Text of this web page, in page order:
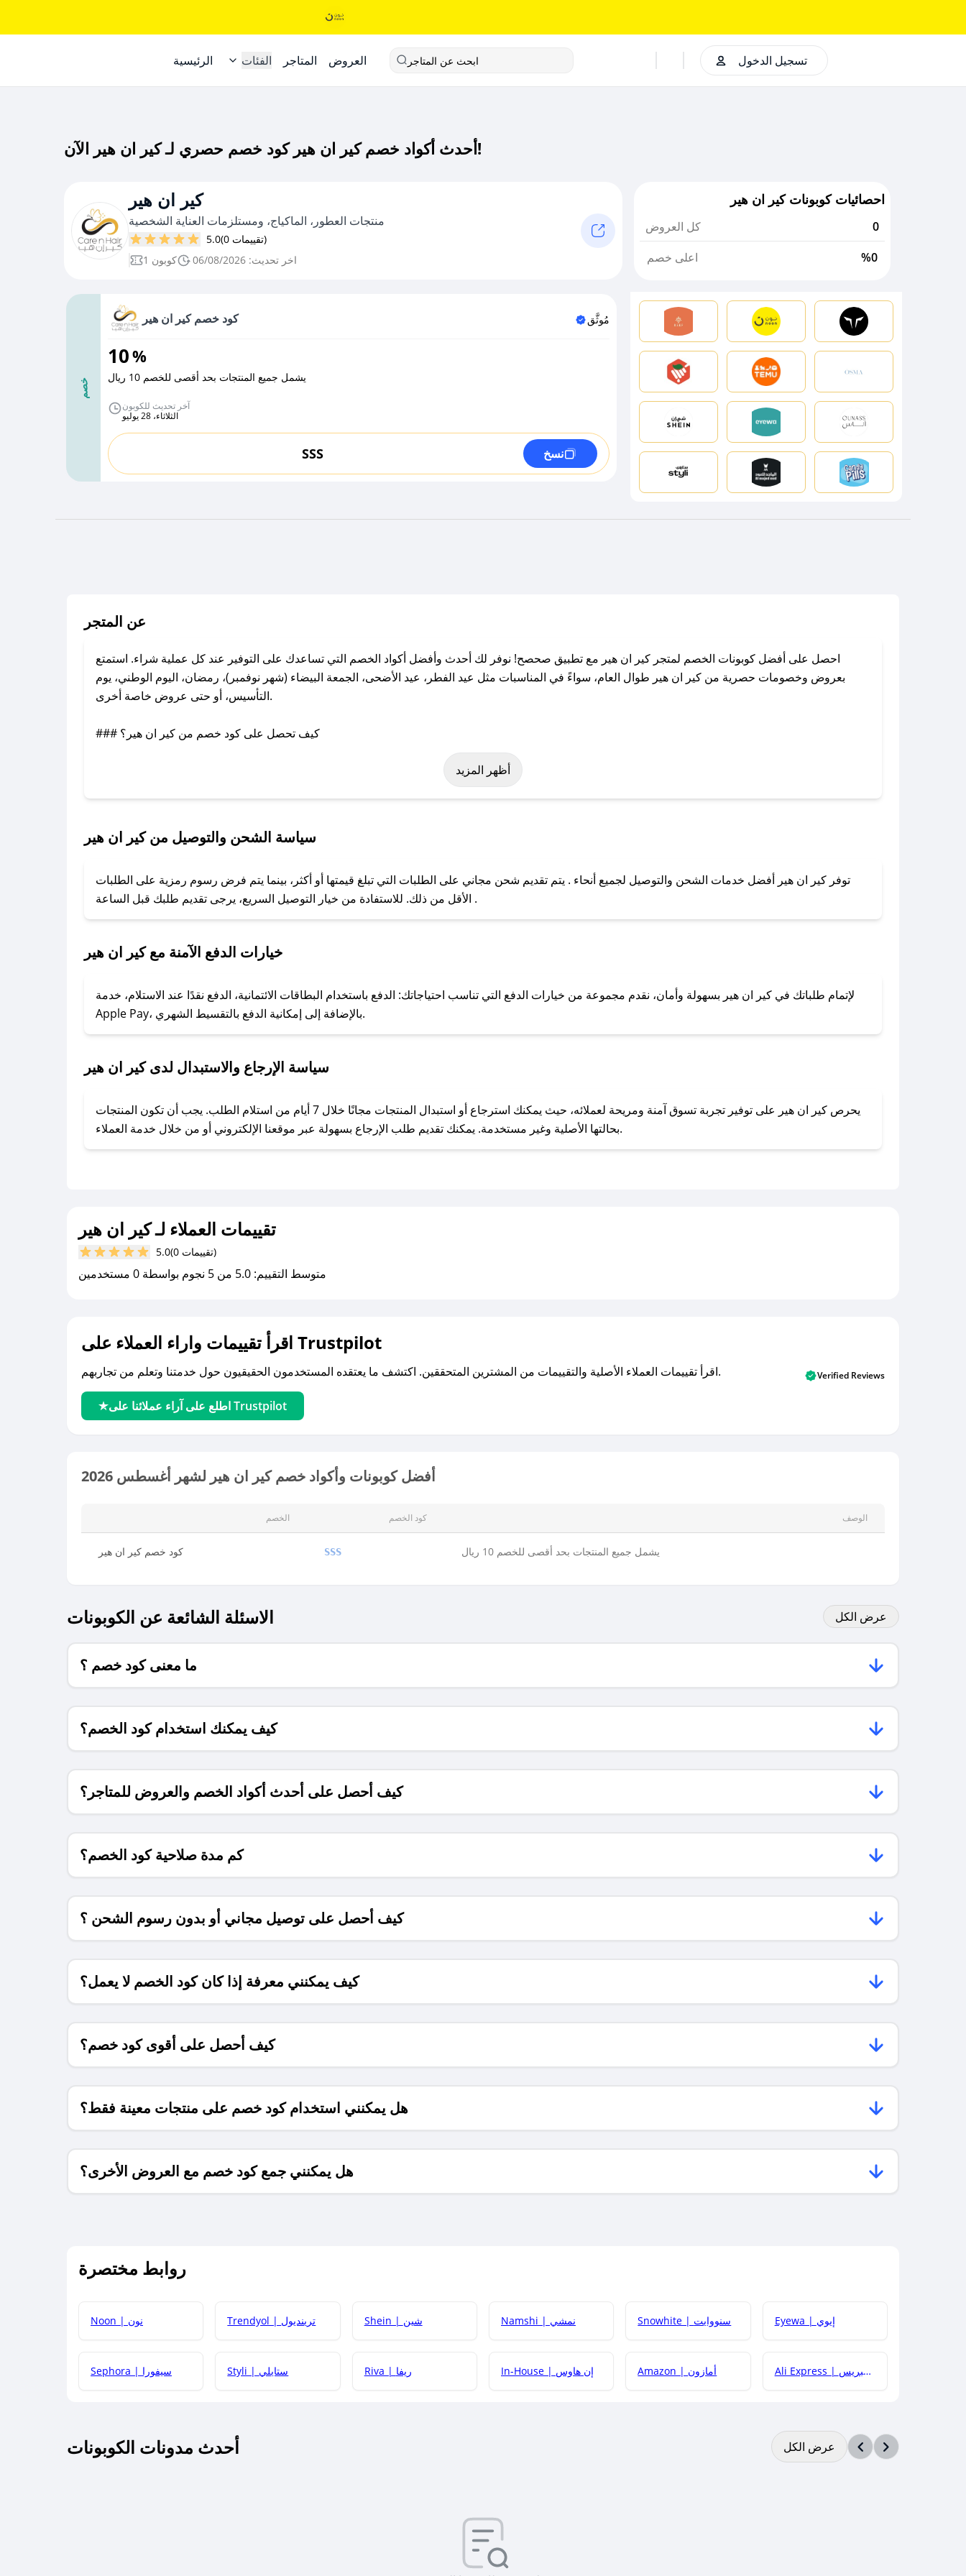
الرئيسية الفئات المتاجر العروض ابحث عن المتاجر تسجيل الدخول
أحدث أكواد خصم كير ان هير كود خصم حصري لـ كير ان هير الآن!
كير ان هير
منتجات العطور، الماكياج، ومستلزمات العناية الشخصية
5.0
(0 تقييمات)
1 كوبون
اخر تحديث: 06/08/2026
احصائيات كوبونات كير ان هير
كل العروض
0
اعلى خصم
%0
خصم
كود خصم كير ان هير مُوثَّق
10%
يشمل جميع المنتجات بحد أقصى للخصم 10 ريال
آخر تحديث للكوبون
الثلاثاء، 28 يوليو
SSS نسخ
عن المتجر
احصل على أفضل كوبونات الخصم لمتجر كير ان هير مع تطبيق صحصح! نوفر لك أحدث وأفضل أكواد الخصم التي تساعدك على التوفير عند كل عملية شراء. استمتع
بعروض وخصومات حصرية من كير ان هير طوال العام، سواءً في المناسبات مثل عيد الفطر، عيد الأضحى، الجمعة البيضاء (شهر نوفمبر)، رمضان، اليوم الوطني، يوم
التأسيس، أو حتى عروض خاصة أخرى.
### كيف تحصل على كود خصم من كير ان هير؟
باستخدام تطبيق صحصح، يمكنك العثور بسهولة على كود خصم كير ان هير. وفي حال عدم توفر الكوبون، تواصل معنا عبر تويتر أو البريد الإلكتروني لإضافته بسرعة.
لا تقلق! يمكنك التواصل مع فريق دعم صحصح عبر الرسائل الخاصة على تويتر أو البريد الإلكتروني، وسنقوم بحل المشكلة في أسرع وقت ممكن.
### ماذا أفعل إذا لم أجد كود خصم لمتجري المفضل؟
للحصول على كوبونات وخصومات حصرية، قم بما يلي:
- اضغط على أيقونة متابعة لمتجر كير ان هير في تطبيق صحصح.
- تابع حسابنا الرسمي على تويتر وقم بتفعيل زر التنبيهات.
أظهر المزيد
سياسة الشحن والتوصيل من كير ان هير
توفر كير ان هير أفضل خدمات الشحن والتوصيل لجميع أنحاء . يتم تقديم شحن مجاني على الطلبات التي تبلغ قيمتها أو أكثر، بينما يتم فرض رسوم رمزية على الطلبات
الأقل من ذلك. للاستفادة من خيار التوصيل السريع، يرجى تقديم طلبك قبل الساعة .
خيارات الدفع الآمنة مع كير ان هير
لإتمام طلباتك في كير ان هير بسهولة وأمان، نقدم مجموعة من خيارات الدفع التي تناسب احتياجاتك: الدفع باستخدام البطاقات الائتمانية، الدفع نقدًا عند الاستلام، خدمة
Apple Pay، بالإضافة إلى إمكانية الدفع بالتقسيط الشهري.
سياسة الإرجاع والاستبدال لدى كير ان هير
يحرص كير ان هير على توفير تجربة تسوق آمنة ومريحة لعملائه، حيث يمكنك استرجاع أو استبدال المنتجات مجانًا خلال 7 أيام من استلام الطلب. يجب أن تكون المنتجات
بحالتها الأصلية وغير مستخدمة. يمكنك تقديم طلب الإرجاع بسهولة عبر موقعنا الإلكتروني أو من خلال خدمة العملاء.
تقييمات العملاء لـ كير ان هير
5.0 (0 تقييمات)
متوسط التقييم: 5.0 من 5 نجوم بواسطة 0 مستخدمين
اقرأ تقييمات واراء العملاء على Trustpilot
اقرأ تقييمات العملاء الأصلية والتقييمات من المشترين المتحققين. اكتشف ما يعتقده المستخدمون الحقيقيون حول خدمتنا وتعلم من تجاربهم.
اطلع على آراء عملائنا على Trustpilot
Verified Reviews
أفضل كوبونات وأكواد خصم كير ان هير لشهر أغسطس 2026
الخصم كود الخصم الوصف
كود خصم كير ان هير SSS يشمل جميع المنتجات بحد أقصى للخصم 10 ريال
الاسئلة الشائعة عن الكوبونات عرض الكل
ما معنى كود خصم ؟
كيف يمكنك استخدام كود الخصم؟
كيف أحصل على أحدث أكواد الخصم والعروض للمتاجر؟
كم مدة صلاحية كود الخصم؟
كيف أحصل على توصيل مجاني أو بدون رسوم الشحن ؟
كيف يمكنني معرفة إذا كان كود الخصم لا يعمل؟
كيف أحصل على أقوى كود خصم؟
هل يمكنني استخدام كود خصم على منتجات معينة فقط؟
هل يمكنني جمع كود خصم مع العروض الأخرى؟
روابط مختصرة
Noon | نون Trendyol | ترينديول Shein | شين Namshi | نمشي Snowhite | سنووايت Eyewa | إيوي
Sephora | سيفورا Styli | ستايلي Riva | ريفا In-House | إن هاوس Amazon | أمازون Ali Express | علي إكسبريس
أحدث مدونات الكوبونات عرض الكل